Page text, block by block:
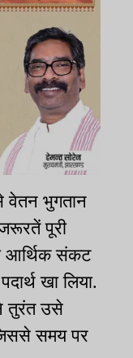
वेतन भुगतान
पूरी
आर्थिक संकट
खा लिया.
तुरंत उसे
समय पर